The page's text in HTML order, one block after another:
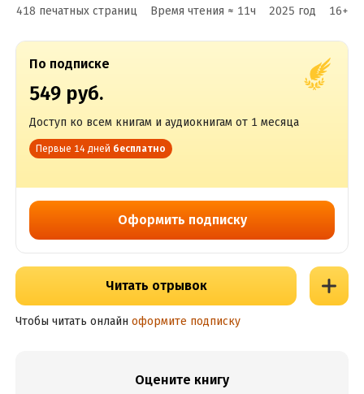
418 печатных страниц Время чтения ≈ 11ч 2025 год 16+
По подписке
549 руб.
Доступ ко всем книгам и аудиокнигам от 1 месяца
Первые 14 дней бесплатно
Оформить подписку
Читать отрывок
Чтобы читать онлайн оформите подписку
Оцените книгу